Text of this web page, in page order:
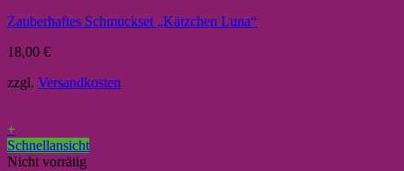
Zauberhaftes Schmuckset „Kätzchen Luna“
18,00 €
zzgl. Versandkosten
+
Schnellansicht
Nicht vorrätig